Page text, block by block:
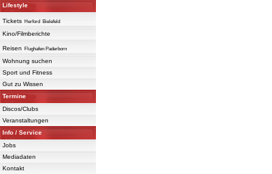
Lifestyle
Tickets Herford Bielefeld
Kino/Filmberichte
Reisen Flughafen Paderborn
Wohnung suchen
Sport und Fitness
Gut zu Wissen
Termine
Discos/Clubs
Veranstaltungen
Info / Service
Jobs
Mediadaten
Kontakt